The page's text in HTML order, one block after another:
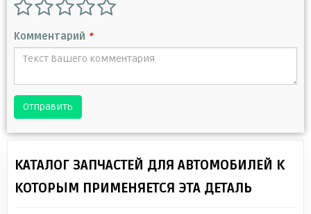
Комментарий *
Отправить
КАТАЛОГ ЗАПЧАСТЕЙ ДЛЯ АВТОМОБИЛЕЙ К
КОТОРЫМ ПРИМЕНЯЕТСЯ ЭТА ДЕТАЛЬ